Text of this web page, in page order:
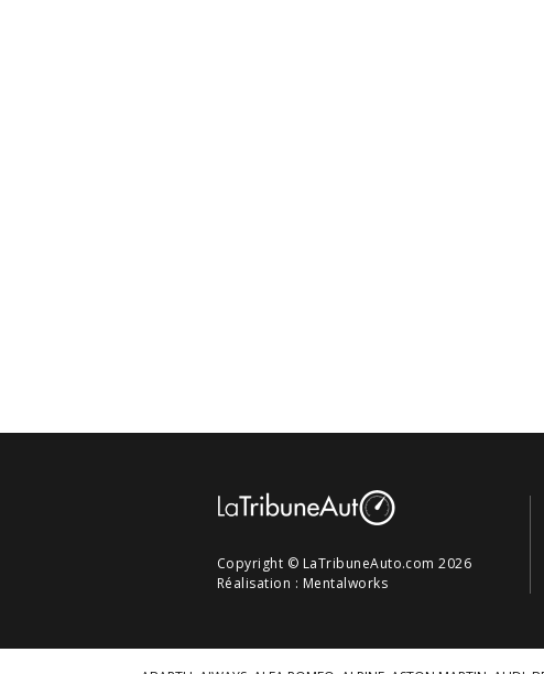
Copyright © LaTribuneAuto.com 2026
Réalisation : Mentalworks